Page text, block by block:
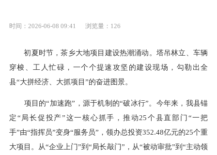
时间：2026-06-08 09:41 浏览量： 126
初夏时节，茶乡大地项目建设热潮涌动。塔吊林立、车辆
穿梭、工人忙碌，一个个提速攻坚的建设现场，勾勒出全
县“大拼经济、大抓项目”的奋进图景。
项目的“加速跑”，源于机制的“破冰行”。今年来，我县锚
定“局长促投产”这一核心抓手，推动25个县直部门“一把
手”由“指挥员”变身“服务员”，领办总投资352.48亿元的25个重
大项目。从“企业上门”到“局长敲门”，从“被动审批”到“主动领